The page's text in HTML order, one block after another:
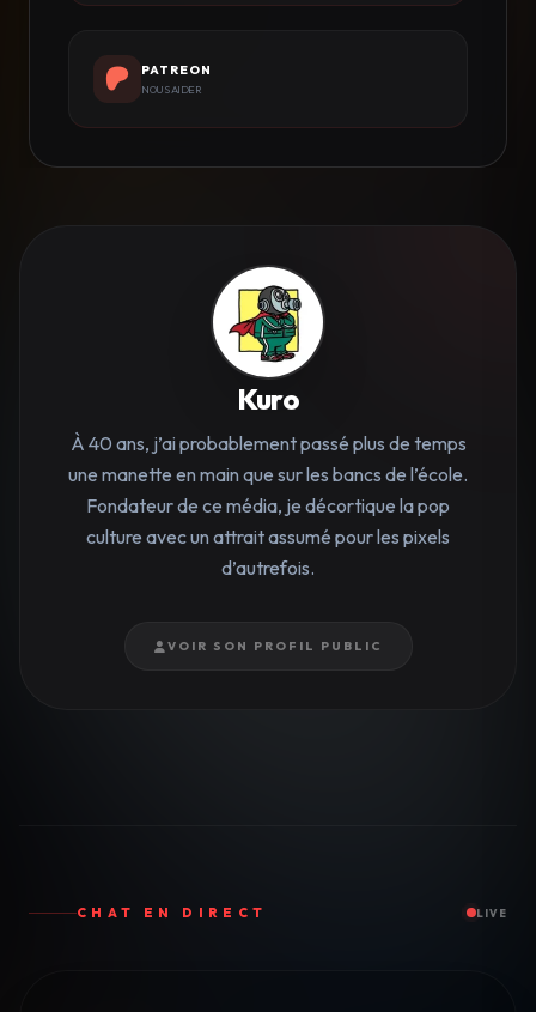
PATREON
NOUS AIDER
Kuro
À 40 ans, j’ai probablement passé plus de temps
une manette en main que sur les bancs de l’école.
Fondateur de ce média, je décortique la pop
culture avec un attrait assumé pour les pixels
d’autrefois.
VOIR SON PROFIL PUBLIC
CHAT EN DIRECT LIVE